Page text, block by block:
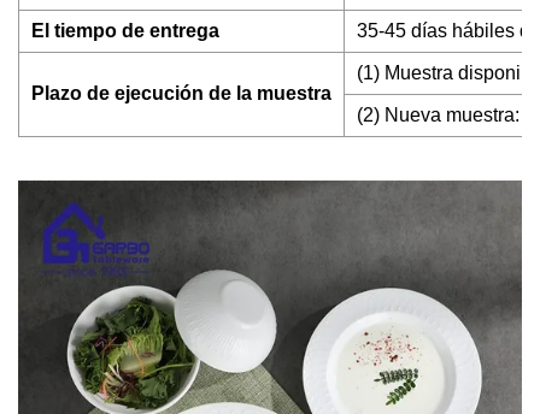
El tiempo de entrega 35-45 días hábiles
Plazo de ejecución de la muestra
(1) Muestra
(2) Nueva muestra: